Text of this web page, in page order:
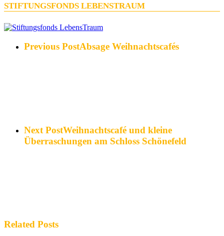
STIFTUNGSFONDS LEBENSTRAUM
Previous PostAbsage Weihnachtscafés
Next PostWeihnachtscafé und kleine
Überraschungen am Schloss Schönefeld
Related Posts